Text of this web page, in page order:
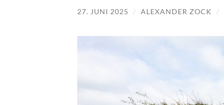
27. JUNI 2025 / ALEXANDER ZOCK /